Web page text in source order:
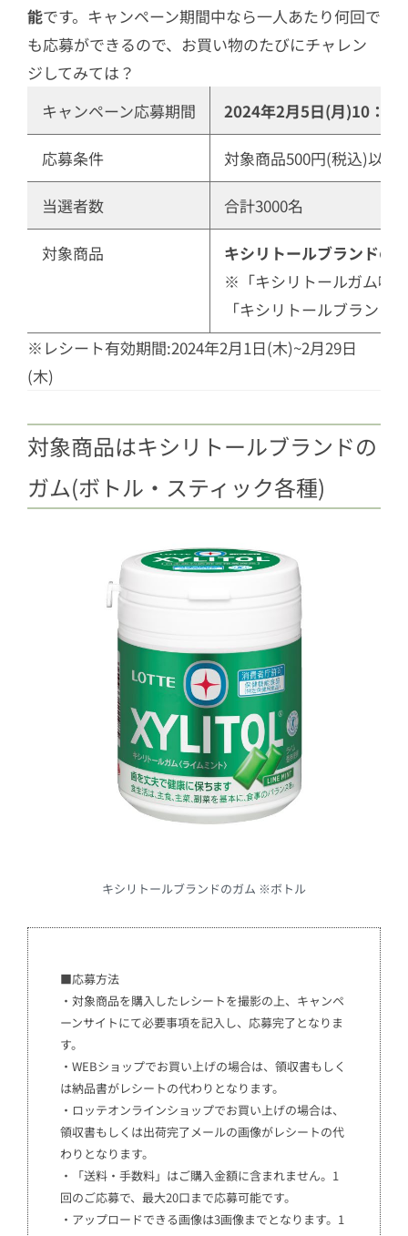
能です。キャンペーン期間中なら一人あたり何回で
も応募ができるので、お買い物のたびにチャレン
ジしてみては？
キャンペーン応募期間
2024年2月5日(月)10：
応募条件 対象商品500円(税込)以上
当選者数 合計3000名
対象商品
キシリトールブランドの
※「キシリトールガム噛
「キシリトールブラン
※レシート有効期間:2024年2月1日(木)~2月29日
(木)
対象商品はキシリトールブランドの
ガム(ボトル・スティック各種)
キシリトールブランドのガム ※ボトル
■応募方法
・対象商品を購入したレシートを撮影の上、キャンペ
ーンサイトにて必要事項を記入し、応募完了となりま
す。
・WEBショップでお買い上げの場合は、領収書もしく
は納品書がレシートの代わりとなります。
・ロッテオンラインショップでお買い上げの場合は、
領収書もしくは出荷完了メールの画像がレシートの代
わりとなります。
・「送料・手数料」はご購入金額に含まれません。1
回のご応募で、最大20口まで応募可能です。
・アップロードできる画像は3画像までとなります。1